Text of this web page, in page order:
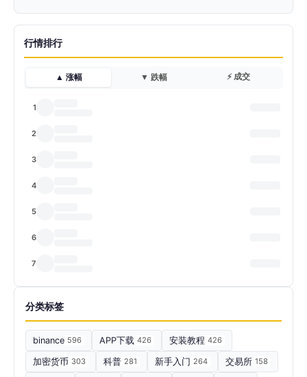
行情排行
▲ 涨幅 ▼ 跌幅 ⚡ 成交
1
2
3
4
5
6
7
分类标签
binance 596 APP下载 426 安装教程 426
加密货币 303 科普 281 新手入门 264 交易所 158